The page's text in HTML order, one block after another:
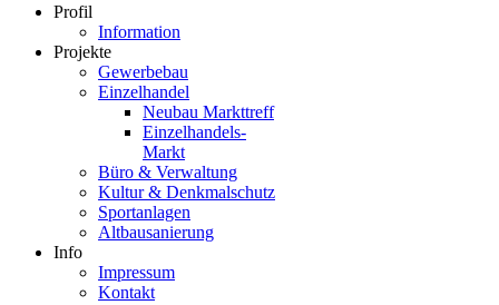
Profil
Information
Projekte
Gewerbebau
Einzelhandel
Neubau Markttreff
Einzelhandels-
Markt
Büro & Verwaltung
Kultur & Denkmalschutz
Sportanlagen
Altbausanierung
Info
Impressum
Kontakt